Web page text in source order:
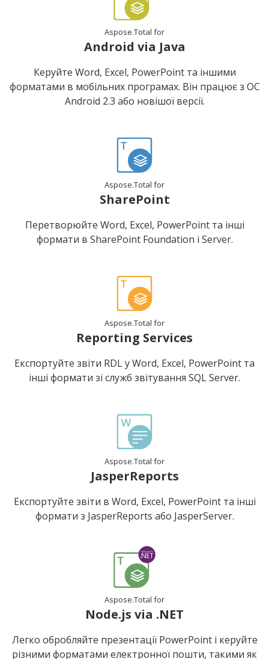
Aspose.Total for
Android via Java
Керуйте Word, Excel, PowerPoint та іншими
форматами в мобільних програмах. Він працює з ОС
Android 2.3 або новішої версії.
Aspose.Total for
SharePoint
Перетворюйте Word, Excel, PowerPoint та інші
формати в SharePoint Foundation і Server.
Aspose.Total for
Reporting Services
Експортуйте звіти RDL у Word, Excel, PowerPoint та
інші формати зі служб звітування SQL Server.
Aspose.Total for
JasperReports
Експортуйте звіти в Word, Excel, PowerPoint та інші
формати з JasperReports або JasperServer.
Aspose.Total for
Node.js via .NET
Легко обробляйте презентації PowerPoint і керуйте
різними форматами електронної пошти, такими як